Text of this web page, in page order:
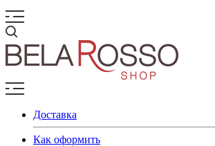
Доставка
Как оформить